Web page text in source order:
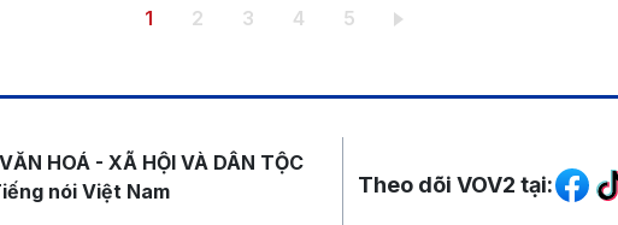
Trang hiện thời
1 Trang
2 Trang
3 Trang
4 Trang
5
HOÁ - XÃ HỘI VÀ DÂN TỘC
nói Việt Nam
Mạng xã hội
Theo dõi VOV2 tại: